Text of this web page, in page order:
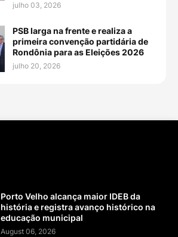
julho 03, 2026
PSB larga na frente e realiza a
primeira convenção partidária de
Rondônia para as Eleições 2026
julho 20, 2026
Porto Velho alcança maior IDEB da
história e registra avanço histórico na
educação municipal
August 06, 2026